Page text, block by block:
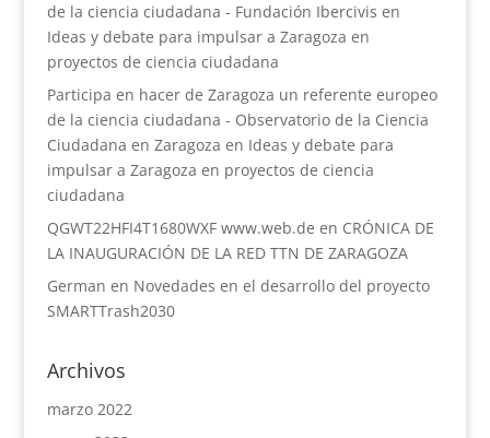
de la ciencia ciudadana - Fundación Ibercivis en
Ideas y debate para impulsar a Zaragoza en
proyectos de ciencia ciudadana
Participa en hacer de Zaragoza un referente europeo
de la ciencia ciudadana - Observatorio de la Ciencia
Ciudadana en Zaragoza en Ideas y debate para
impulsar a Zaragoza en proyectos de ciencia
ciudadana
QGWT22HFI4T1680WXF www.web.de en CRÓNICA DE
LA INAUGURACIÓN DE LA RED TTN DE ZARAGOZA
German en Novedades en el desarrollo del proyecto
SMARTTrash2030
Archivos
marzo 2022